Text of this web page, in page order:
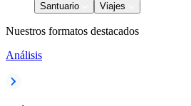
Santuario
Viajes
Nuestros formatos destacados
Análisis